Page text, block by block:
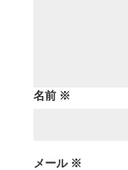
名前 ※
メール ※